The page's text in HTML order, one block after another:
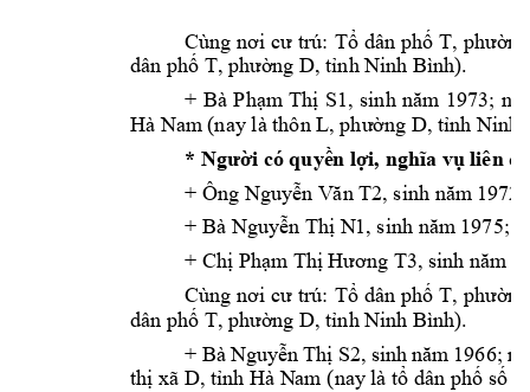
Cùng nơi cư trú: Tổ dân phố T,
dân phố T, phường D, tỉnh Ninh Bình).
+ Bà Phạm Thị S1, sinh năm 1973;
Hà Nam (nay là thôn L, phường D, tỉnh Ninh
* Người có quyền lợi, nghĩa vụ liên
+ Ông Nguyễn Văn T2, sinh năm 1972;
+ Bà Nguyễn Thị N1, sinh năm 1975;
+ Chị Phạm Thị Hương T3, sinh năm
Cùng nơi cư trú: Tổ dân phố T,
dân phố T, phường D, tỉnh Ninh Bình).
+ Bà Nguyễn Thị S2, sinh năm 1966;
thị xã D, tỉnh Hà Nam (nay là tổ dân phố số